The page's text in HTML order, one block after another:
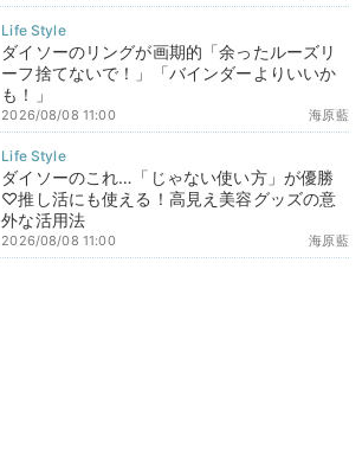
ダイソーのリングが画期的「余ったルーズリ
ーフ捨てないで！」「バインダーよりいいか
も！」
海原藍
2026/08/08 11:00
ダイソーのこれ…「じゃない使い方」が優勝
♡推し活にも使える！高見え美容グッズの意
外な活用法
海原藍
2026/08/08 11:00